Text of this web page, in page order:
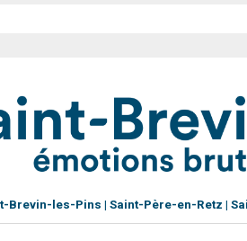
Brevin-les-Pins Saint-Père-en-Retz